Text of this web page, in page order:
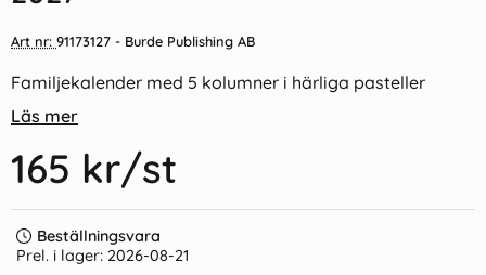
Art nr: 91173127 - Burde Publishing AB
Familjekalender med 5 kolumner i härliga pasteller
Läs mer
165 kr/st
Beställningsvara
Prel. i lager: 2026-08-21